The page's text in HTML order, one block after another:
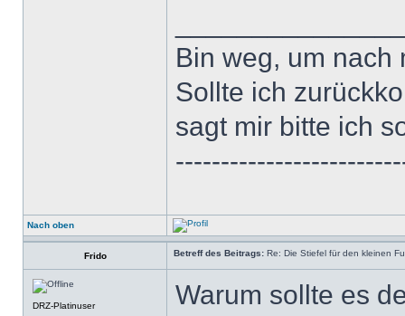
Bin weg, um nach
Sollte ich
sagt mir bitte ich
Nach oben
Frido Betreff des Beitrags: Re: Die Stiefel für den kleinen
DRZ-Platinuser Warum sollte es